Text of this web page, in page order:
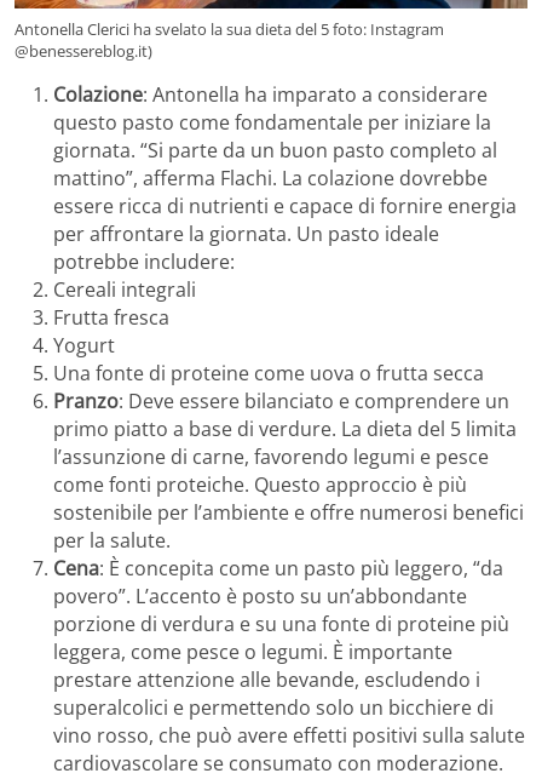
Antonella Clerici ha svelato la sua dieta del 5 foto: Instagram
@benessereblog.it)
Colazione: Antonella ha imparato a considerare
questo pasto come fondamentale per iniziare la
giornata. “Si parte da un buon pasto completo al
mattino”, afferma Flachi. La colazione dovrebbe
essere ricca di nutrienti e capace di fornire energia
per affrontare la giornata. Un pasto ideale
potrebbe includere:
Cereali integrali
Frutta fresca
Yogurt
Una fonte di proteine come uova o frutta secca
Pranzo: Deve essere bilanciato e comprendere un
primo piatto a base di verdure. La dieta del 5 limita
l’assunzione di carne, favorendo legumi e pesce
come fonti proteiche. Questo approccio è più
sostenibile per l’ambiente e offre numerosi benefici
per la salute.
Cena: È concepita come un pasto più leggero, “da
povero”. L’accento è posto su un’abbondante
porzione di verdura e su una fonte di proteine più
leggera, come pesce o legumi. È importante
prestare attenzione alle bevande, escludendo i
superalcolici e permettendo solo un bicchiere di
vino rosso, che può avere effetti positivi sulla salute
cardiovascolare se consumato con moderazione.